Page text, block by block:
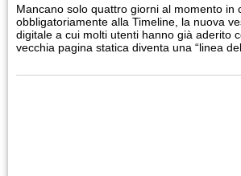
Mancano solo quattro giorni al momento
obbligatoriamente alla Timeline, la nuova
digitale a cui molti utenti hanno già aderito
vecchia pagina statica diventa una “linea